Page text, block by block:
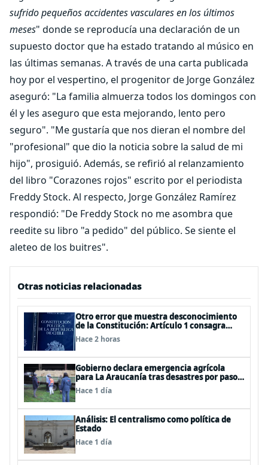
sufrido pequeños accidentes vasculares en los últimos
meses" donde se reproducía una declaración de un
supuesto doctor que ha estado tratando al músico en
las últimas semanas. A través de una carta publicada
hoy por el vespertino, el progenitor de Jorge González
aseguró: "La familia almuerza todos los domingos con
él y les aseguro que esta mejorando, lento pero
seguro". "Me gustaría que nos dieran el nombre del
"profesional" que dio la noticia sobre la salud de mi
hijo", prosiguió. Además, se refirió al relanzamiento
del libro "Corazones rojos" escrito por el periodista
Freddy Stock. Al respecto, Jorge González Ramírez
respondió: "De Freddy Stock no me asombra que
reedite su libro "a pedido" del público. Se siente el
aleteo de los buitres".
Otras noticias relacionadas
Otro error que muestra desconocimiento
de la Constitución: Artículo 1 consagra
resguardar la seguridad nacional y
proteger a los ciudadanos
Hace 2 horas
Gobierno declara emergencia agrícola
para La Araucanía tras desastres por pasos
de sistemas frontales
Hace 1 día
Análisis: El centralismo como política de
Estado
Hace 1 día